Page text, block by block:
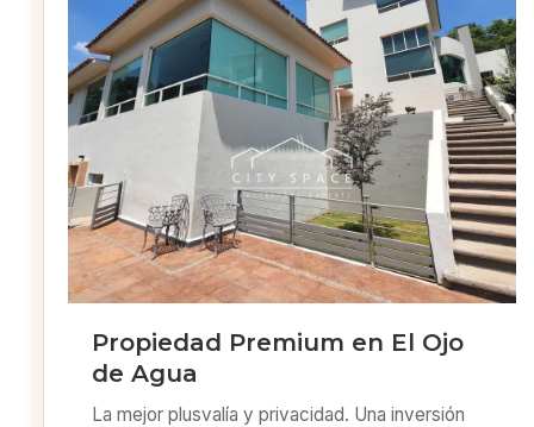
Propiedad Premium en El Ojo
de Agua
La mejor plusvalía y privacidad. Una inversión